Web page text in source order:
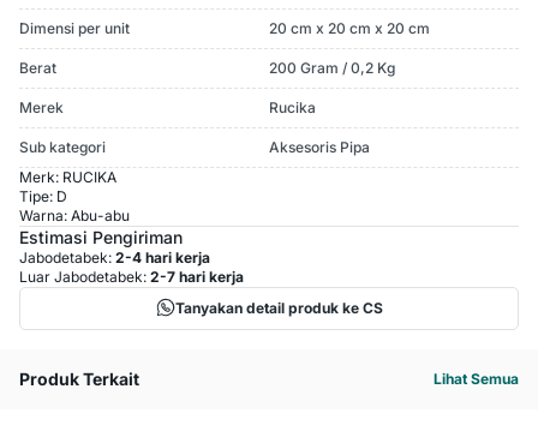
Dimensi per unit 20 cm x 20 cm x 20 cm
Berat 200 Gram / 0,2 Kg
Merek Rucika
Sub kategori
Aksesoris Pipa
Merk: RUCIKA
Tipe: D
Warna: Abu-abu
Estimasi Pengiriman
Jabodetabek: 2-4 hari kerja
Luar Jabodetabek: 2-7 hari kerja
Tanyakan detail produk ke CS
Produk Terkait Lihat Semua